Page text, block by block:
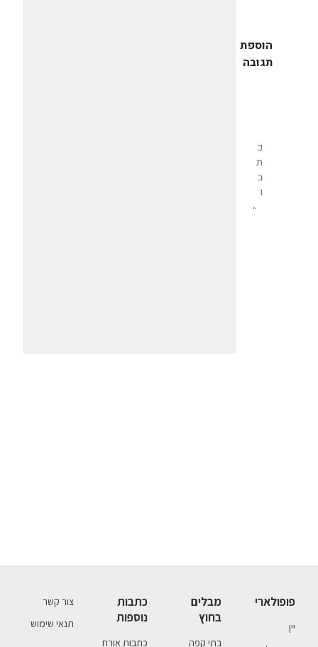
הוספת
תגובה
פופולארי
יין
מבלים
בחוץ
בתי קפה
כתבות
נוספות
כתבות אורח
צור קשר
תנאי שימוש